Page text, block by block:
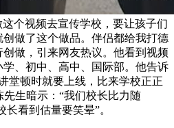
个视频去宣传学校，要让孩子们
做了这个做品。伴侣都给我打德
做，引来网友热议。他看到视频
、初中、高中、国际部。他告诉
堂顿时就要上线，比来学校正正
生暗示：“我们校长比力随
长看到估量要笑晕”。